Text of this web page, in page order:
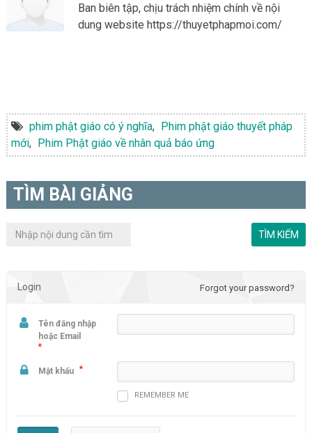
Ban biên tập, chịu trách nhiệm chính về nội
dung website https://thuyetphapmoi.com/
phim phật giáo có ý nghĩa, Phim phật giáo thuyết pháp
mới, Phim Phật giáo về nhân quả báo ứng
TÌM BÀI GIẢNG
Login Forgot your password?
Tên đăng nhập
hoặc Email
*
Mật khẩu *
REMEMBER ME